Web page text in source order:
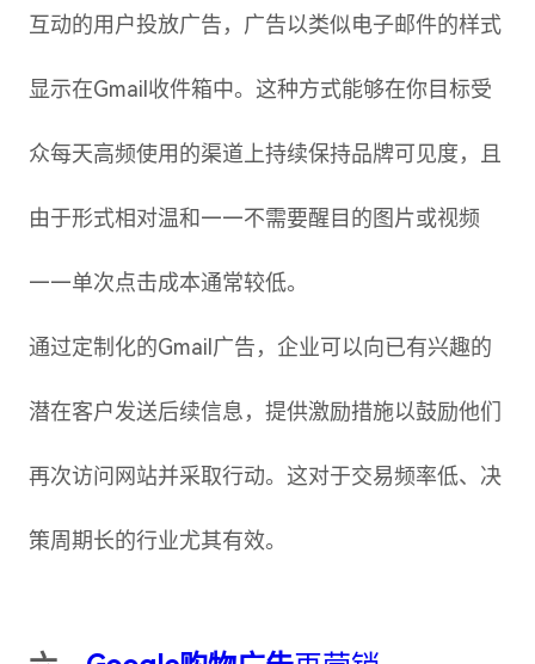
互动的用户投放广告，广告以类似电子邮件的样式
显示在Gmail收件箱中。这种方式能够在你目标受
众每天高频使用的渠道上持续保持品牌可见度，且
由于形式相对温和——不需要醒目的图片或视频
——单次点击成本通常较低。
通过定制化的Gmail广告，企业可以向已有兴趣的
潜在客户发送后续信息，提供激励措施以鼓励他们
再次访问网站并采取行动。这对于交易频率低、决
策周期长的行业尤其有效。